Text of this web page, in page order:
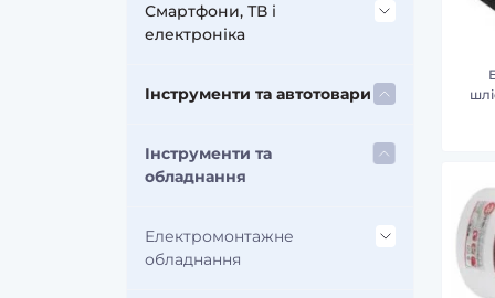
Смартфони, ТВ і
електроніка
Аксесуари до мобільних
Зарядні пристрої
Інструменти та автотовари
Інструменти та
обладнання
Електромонтажне
обладнання